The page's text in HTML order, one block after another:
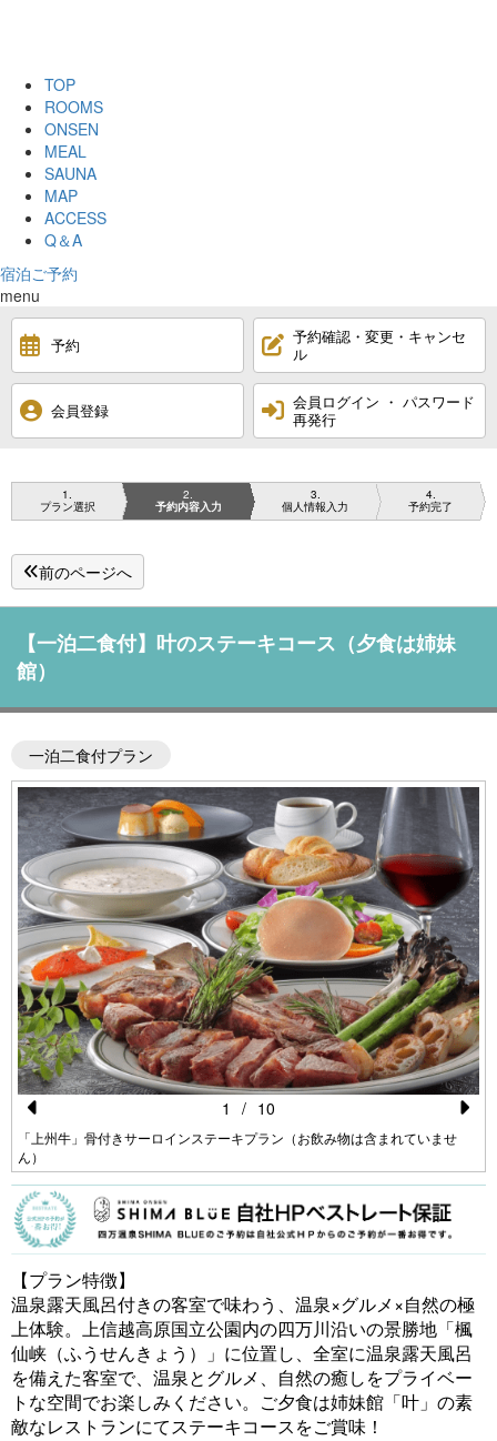
TOP
ROOMS
ONSEN
MEAL
SAUNA
MAP
ACCESS
Q＆A
宿泊ご予約
menu
予約
予約確認・変更・キャンセ
ル
会員登録
会員ログイン ・ パスワード
再発行
1
プラン選択
2
予約内容入力
3
個人情報入力
4
予約完了
前のページへ
【一泊二食付】叶のステーキコース（夕食は姉妹
館）
一泊二食付プラン
Pr
e
vi
o
u
s
「上州牛」骨付きサーロインステーキプラン（お飲み物は含まれていませ
ん）
N
e
1 / 10
【プラン特徴】
温泉露天風呂付きの客室で味わう、温泉×グルメ×自然の極
上体験。上信越高原国立公園内の四万川沿いの景勝地「楓
仙峡（ふうせんきょう）」に位置し、全室に温泉露天風呂
を備えた客室で、温泉とグルメ、自然の癒しをプライベー
トな空間でお楽しみください。ご夕食は姉妹館「叶」の素
敵なレストランにてステーキコースをご賞味！